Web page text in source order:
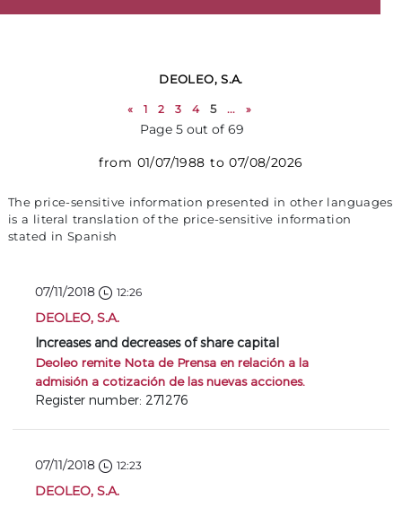
DEOLEO, S.A.
« 1 2 3 4 5 ... »
Page 5 out of 69
from 01/07/1988 to 07/08/2026
The price-sensitive information presented in other languages
is a literal translation of the price-sensitive information
stated in Spanish
07/11/2018 12:26
DEOLEO, S.A.
Increases and decreases of share capital
Deoleo remite Nota de Prensa en relación a la
admisión a cotización de las nuevas acciones.
Register number: 271276
07/11/2018 12:23
DEOLEO, S.A.